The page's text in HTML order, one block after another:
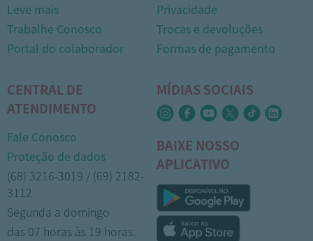
Leve mais
Trabalhe Conosco
Portal do colaborador
Privacidade
Trocas e devoluções
Formas de pagamento
CENTRAL DE
ATENDIMENTO
Fale Conosco
Proteção de dados
(68) 3216-3019 / (69) 2182-
3112
Segunda a domingo
das 07 horas às 19 horas.
MÍDIAS SOCIAIS
BAIXE NOSSO
APLICATIVO